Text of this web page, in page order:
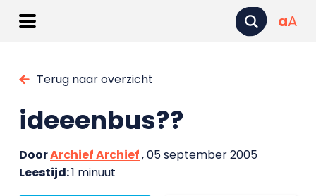
aA
Terug naar overzicht
ideeenbus??
DoorArchief Archief, 05 september 2005
Leestijd:1 minuut